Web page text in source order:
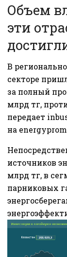
Объем
эти
В
секторе
за полный
млрд тг,
передает
на
источников
млрд тг, в
парниковых